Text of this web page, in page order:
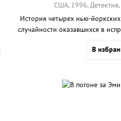
США, 1996,
История четырех нью-
случайности оказавшихся в
охранников-
В